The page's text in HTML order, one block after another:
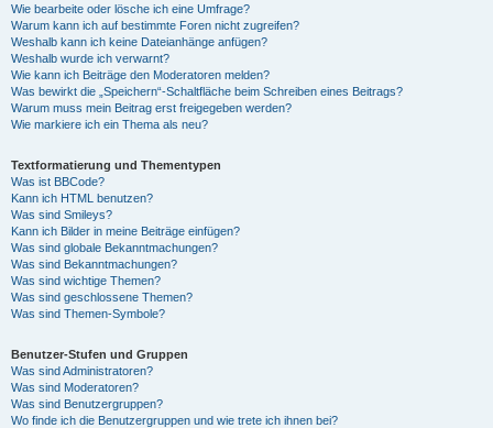
Wie bearbeite oder lösche ich eine Umfrage?
Warum kann ich auf bestimmte Foren nicht zugreifen?
Weshalb kann ich keine Dateianhänge anfügen?
Weshalb wurde ich verwarnt?
Wie kann ich Beiträge den Moderatoren melden?
Was bewirkt die „Speichern“-Schaltfläche beim Schreiben eines Beitrags?
Warum muss mein Beitrag erst freigegeben werden?
Wie markiere ich ein Thema als neu?
Textformatierung und Thementypen
Was ist BBCode?
Kann ich HTML benutzen?
Was sind Smileys?
Kann ich Bilder in meine Beiträge einfügen?
Was sind globale Bekanntmachungen?
Was sind Bekanntmachungen?
Was sind wichtige Themen?
Was sind geschlossene Themen?
Was sind Themen-Symbole?
Benutzer-Stufen und Gruppen
Was sind Administratoren?
Was sind Moderatoren?
Was sind Benutzergruppen?
Wo finde ich die Benutzergruppen und wie trete ich ihnen bei?